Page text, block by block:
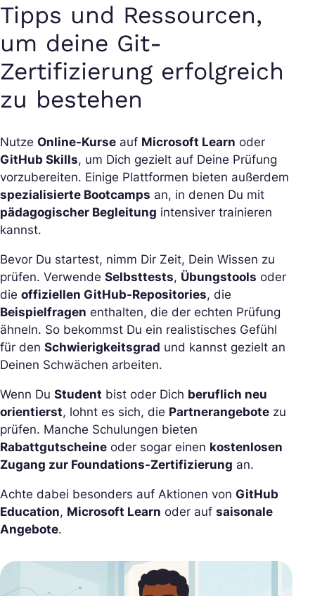
Tipps und Ressourcen,
um deine Git-
Zertifizierung erfolgreich
zu bestehen
Nutze Online-Kurse auf Microsoft Learn oder
GitHub Skills, um Dich gezielt auf Deine Prüfung
vorzubereiten. Einige Plattformen bieten außerdem
spezialisierte Bootcamps an, in denen Du mit
pädagogischer Begleitung intensiver trainieren
kannst.
Bevor Du startest, nimm Dir Zeit, Dein Wissen zu
prüfen. Verwende Selbsttests, Übungstools oder
die offiziellen GitHub-Repositories, die
Beispielfragen enthalten, die der echten Prüfung
ähneln. So bekommst Du ein realistisches Gefühl
für den Schwierigkeitsgrad und kannst gezielt an
Deinen Schwächen arbeiten.
Wenn Du Student bist oder Dich beruflich neu
orientierst, lohnt es sich, die Partnerangebote zu
prüfen. Manche Schulungen bieten
Rabattgutscheine oder sogar einen kostenlosen
Zugang zur Foundations-Zertifizierung an.
Achte dabei besonders auf Aktionen von GitHub
Education, Microsoft Learn oder auf saisonale
Angebote.